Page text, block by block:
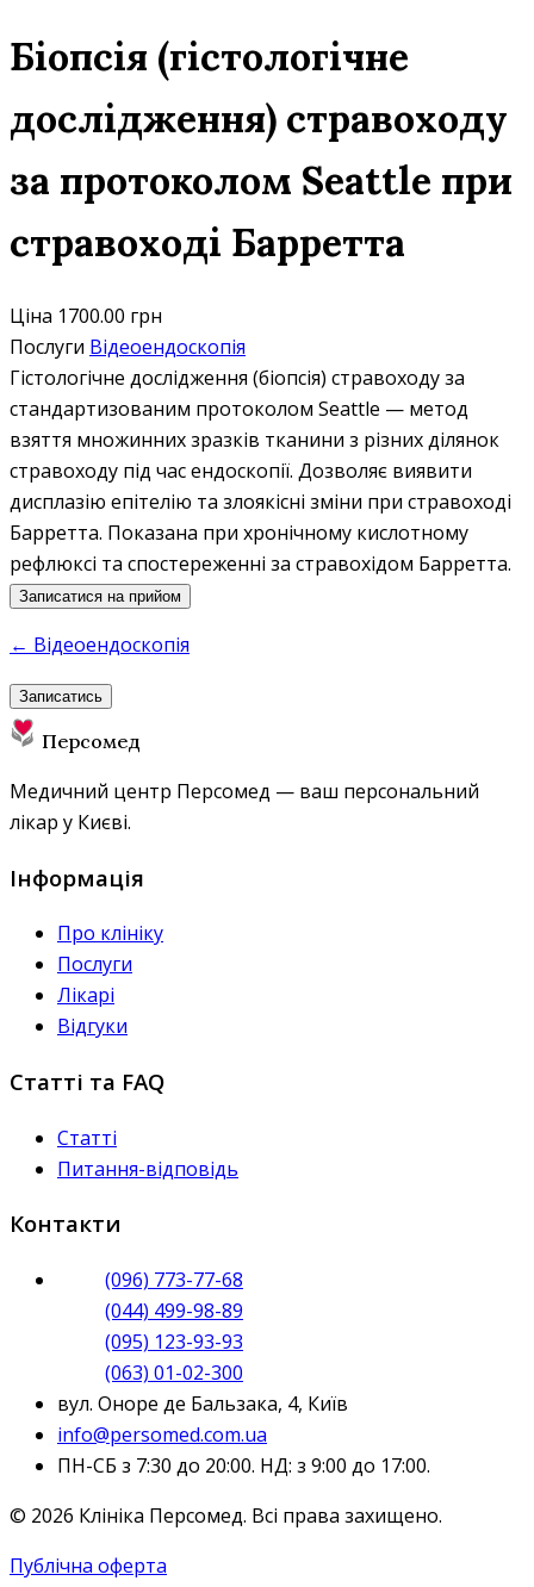
Біопсія (гістологічне
дослідження) стравоходу
за протоколом Seattle при
стравоході Барретта
Ціна 1700.00 грн
Послуги Відеоендоскопія
Гістологічне дослідження (біопсія) стравоходу за
стандартизованим протоколом Seattle — метод
взяття множинних зразків тканини з різних ділянок
стравоходу під час ендоскопії. Дозволяє виявити
дисплазію епітелію та злоякісні зміни при стравоході
Барретта. Показана при хронічному кислотному
рефлюксі та спостереженні за стравохідом Барретта.
Записатися на прийом
← Відеоендоскопія
Записатись
Персомед
Медичний центр Персомед — ваш персональний
лікар у Києві.
Інформація
Про клініку
Послуги
Лікарі
Відгуки
Статті та FAQ
Статті
Питання-відповідь
Контакти
(096) 773-77-68
(044) 499-98-89
(095) 123-93-93
(063) 01-02-300
вул. Оноре де Бальзака, 4, Київ
info@persomed.com.ua
ПН-СБ з 7:30 до 20:00. НД: з 9:00 до 17:00.
© 2026 Клініка Персомед. Всі права захищено.
Публічна оферта